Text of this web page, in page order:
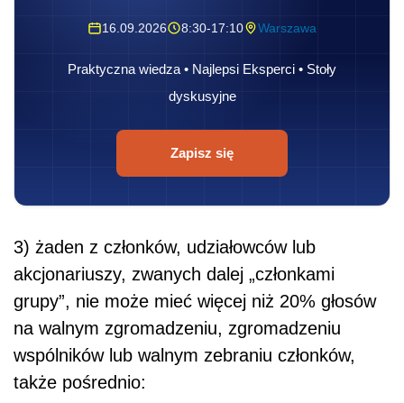
16.09.2026 8:30-17:10 Warszawa
Praktyczna wiedza • Najlepsi Eksperci • Stoły
dyskusyjne
Zapisz się
3) żaden z członków, udziałowców lub
akcjonariuszy, zwanych dalej „członkami
grupy”, nie może mieć więcej niż 20% głosów
na walnym zgromadzeniu, zgromadzeniu
wspólników lub walnym zebraniu członków,
także pośrednio: